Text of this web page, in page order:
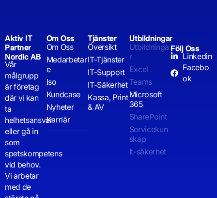
Aktiv IT
Partner
Nordic AB
Vår
målgrupp
är företag
där vi kan
ta
helhetsansvar
eller gå in
som
spetskompetens
vid behov.
Vi arbetar
med de
Om Oss
Om Oss
Medarbetar
e
Iso
Kundcase
Nyheter
Karriär
Tjänster
Översikt
IT-Tjänster
IT-Support
IT-Säkerhet
Kassa, Print
& AV
Utbildningar
Utbildninga
r
Excel
Teams
Microsoft
365
SharePoint
Servicekun
skap
It-säkerhet
Följ Oss
Linkedin
Facebo
ok